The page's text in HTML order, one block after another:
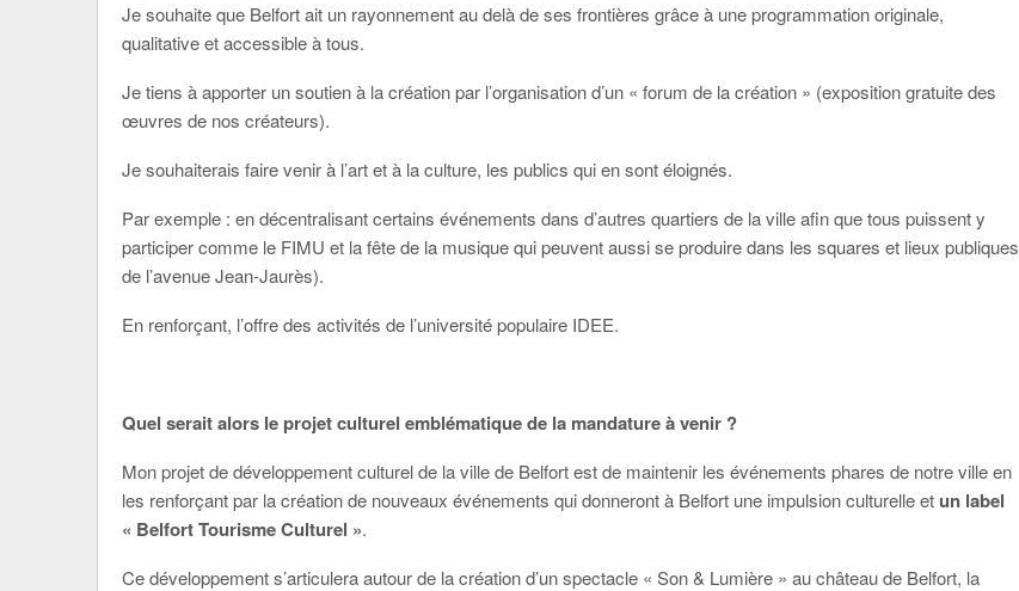
Je souhaite que Belfort ait un rayonnement au delà de ses frontières grâce à une programmation originale,
qualitative et accessible à tous.
Je tiens à apporter un soutien à la création par l’organisation d’un « forum de la création » (exposition gratuite des
œuvres de nos créateurs).
Je souhaiterais faire venir à l’art et à la culture, les publics qui en sont éloignés.
Par exemple : en décentralisant certains événements dans d’autres quartiers de la ville afin que tous puissent y
participer comme le FIMU et la fête de la musique qui peuvent aussi se produire dans les squares et lieux publiques
de l’avenue Jean-Jaurès).
En renforçant, l’offre des activités de l’université populaire IDEE.
Quel serait alors le projet culturel emblématique de la mandature à venir ?
Mon projet de développement culturel de la ville de Belfort est de maintenir les événements phares de notre ville en
les renforçant par la création de nouveaux événements qui donneront à Belfort une impulsion culturelle et un label
« Belfort Tourisme Culturel ».
Ce développement s’articulera autour de la création d’un spectacle « Son & Lumière » au château de Belfort, la